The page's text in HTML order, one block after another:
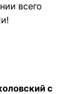
всего
с